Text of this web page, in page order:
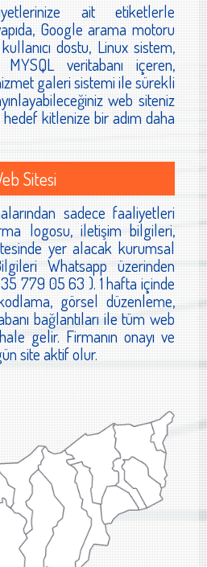
ait etiketlerle
Google arama motoru
dostu, Linux sistem,
veritabanı içeren,
galeri sistemi ile sürekli
web siteniz
hedef kitlenize bir adım daha
Sitesi
sadece faaliyetleri
logosu, iletişim bilgileri,
yer alacak kurumsal
Whatsapp üzerinden
779 05 63 ). 1 hafta içinde
görsel düzenleme,
bağlantıları ile tüm web
gelir. Firmanın onayı ve
site aktif olur.